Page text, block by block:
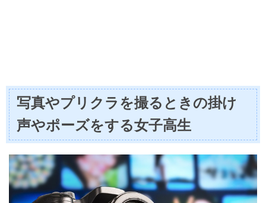
写真やプリクラを撮るときの掛け
声やポーズをする女子高生